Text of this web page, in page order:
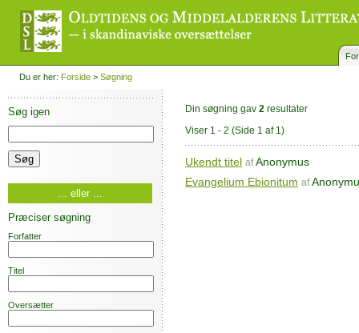
Du er her: Forside > Søgning
Søg igen
... eller ...
Præciser søgning
Forfatter
Titel
Oversætter
Din søgning gav 2 resultater
Viser 1 - 2 (Side 1 af 1)
Ukendt titel afAnonymus
Evangelium Ebionitum af